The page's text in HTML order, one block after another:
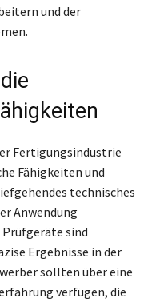
und der
Fertigungsindustrie
Fähigkeiten und
technisches
Anwendung
sind
Ergebnisse in der
sollten über eine
verfügen, die